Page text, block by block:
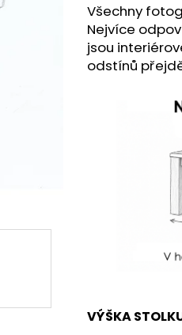
Všechny
Nejvíce
jsou
odstínů
VÝŠKA